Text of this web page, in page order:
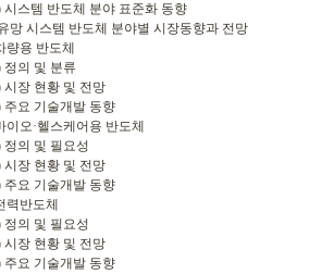
스템 반도체 분야 표준화 동향
망 시스템 반도체 분야별 시장동향과 전망
용 반도체
의 및 분류
장 현황 및 전망
요 기술개발 동향
오·헬스케어용 반도체
의 및 필요성
장 현황 및 전망
요 기술개발 동향
반도체
의 및 필요성
장 현황 및 전망
요 기술개발 동향